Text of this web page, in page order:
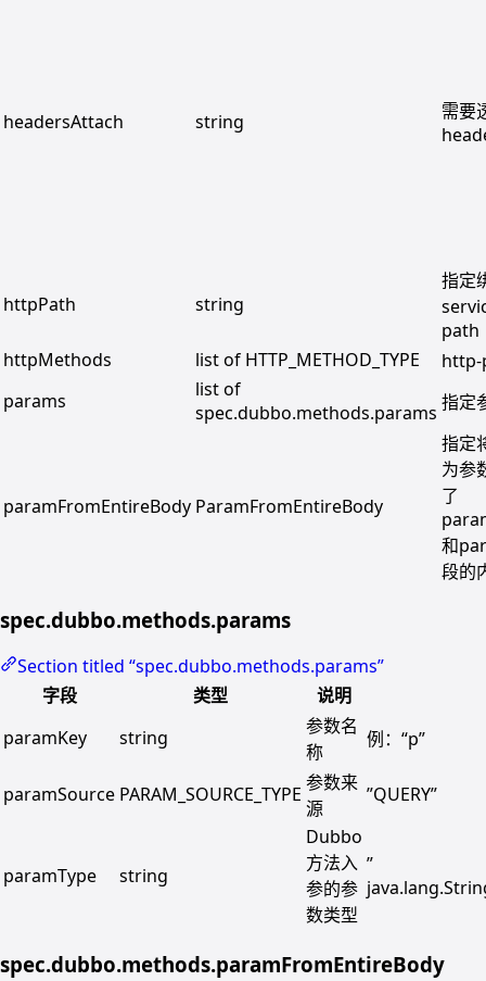
headersAttach string
需要
httpPath string
指定
path
httpMethods
list of HTTP_METHOD_TYPE
http-
params
list of
spec.dubbo.methods.params 指定
paramFromEntireBody ParamFromEntireBody
指定
为参
了
和
段的
spec.dubbo.methods.params
Section titled “spec.dubbo.methods.params”
字段
类型
说明
paramKey
string
参数名
称
例：“p”
paramSource PARAM_SOURCE_TYPE 参数来
源
”QUERY”
paramType string
Dubbo
方法入
参的参
数类型
”
spec.dubbo.methods.paramFromEntireBody